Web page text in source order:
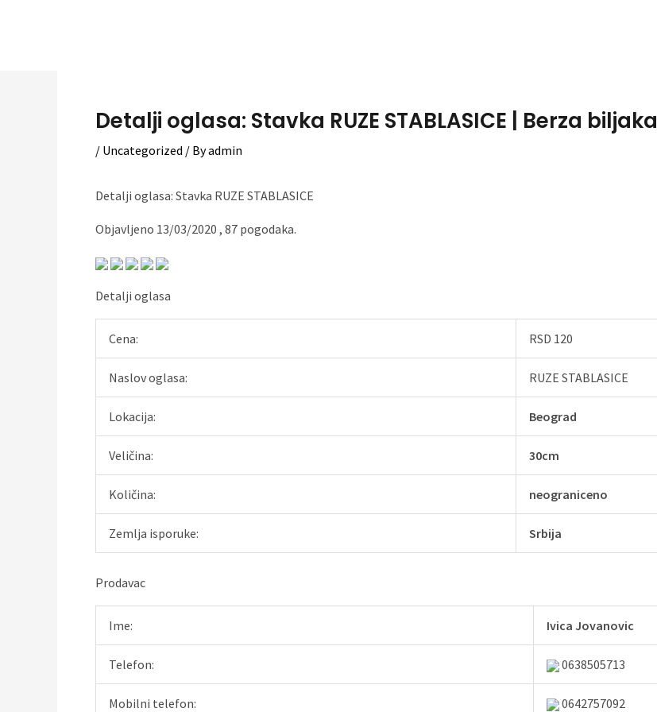
Detalji oglasa: Stavka RUZE STABLASICE | Berza biljaka
/ Uncategorized / Byadmin
Detalji oglasa: Stavka RUZE STABLASICE
Objavljeno 13/03/2020 , 87 pogodaka.
Detalji oglasa
Cena: RSD 120
Naslov oglasa: RUZE STABLASICE
Lokacija: Beograd
Veličina: 30cm
Količina: neograniceno
Zemlja isporuke: Srbija
Prodavac
Ime: Ivica Jovanovic
Telefon: 0638505713
Mobilni telefon: 0642757092